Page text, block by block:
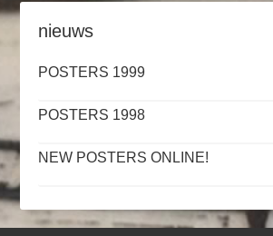
nieuws
POSTERS 1999
POSTERS 1998
NEW POSTERS ONLINE!